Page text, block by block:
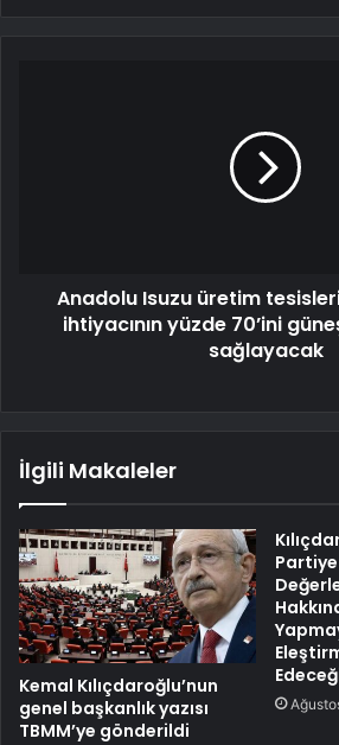
Anadolu Isuzu üretim
ihtiyacının yüzde 70’ini
sağlayacak
İlgili Makaleler
Kemal Kılıçdaroğlu’nun
genel başkanlık yazısı
TBMM’ye gönderildi